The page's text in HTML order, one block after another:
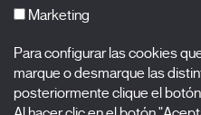
Nombre
Apellidos
Marketing
Para configurar las cookies
marque o desmarque las
posteriormente clique el